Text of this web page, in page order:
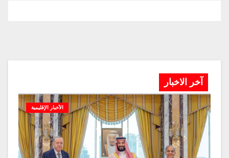
آخر الاخبار
الأخبار الإقليمية